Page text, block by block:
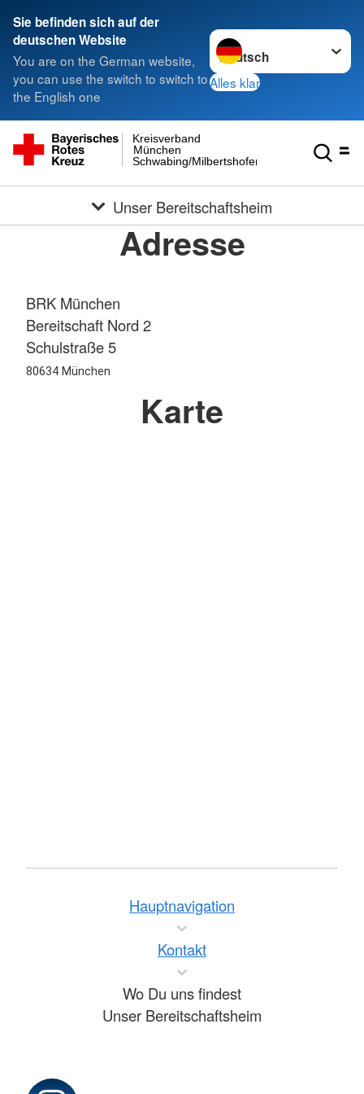
Sie befinden sich auf der
deutschen Website
You are on the German website,
you can use the switch to switch to
the English one
Sprache wechseln zu
Alles klar
Schwabing/Milbertshofen
München
Kreisverband
Unser Bereitschaftsheim
Adresse
BRK München
Bereitschaft Nord 2
Schulstraße 5
80634 München
Karte
Hauptnavigation
Kontakt
Wo Du uns findest
Unser Bereitschaftsheim